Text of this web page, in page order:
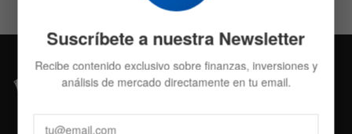
Suscríbete a nuestra Newsletter
Recibe contenido exclusivo sobre finanzas, inversiones y
análisis de mercado directamente en tu email.